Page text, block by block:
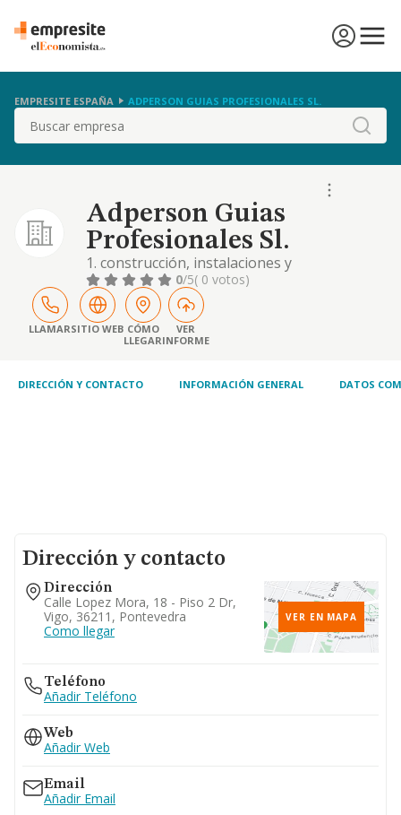
EMPRESITE ESPAÑA ADPERSON GUIAS PROFESIONALES SL.
Buscar
Adperson Guias
Profesionales Sl.
1. construcción, instalaciones y
mantenimiento. 2. comercio al por mayory al
por menor. distribución comercial.
importación y exportación. 3. actividades
inmobiliarias. 4. actividades profesionales. 5.
industrias manufactureras y textiles. 6.
prestación
0/5( 0 votos)
LLAMARSITIO WEB CÓMO
LLEGAR
VER
INFORME
DIRECCIÓN Y CONTACTO INFORMACIÓN GENERAL DATOS
Dirección y contacto
Dirección
Calle Lopez Mora, 18 - Piso 2 Dr,
Vigo, 36211, Pontevedra
Como llegar
VER EN MAPA
Teléfono
Añadir Teléfono
Web
Añadir Web
Email
Añadir Email